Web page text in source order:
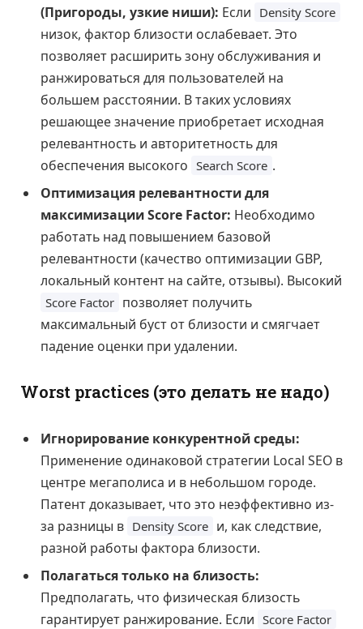
(Пригороды, узкие ниши): Если Density Score
низок, фактор близости ослабевает. Это
позволяет расширить зону обслуживания и
ранжироваться для пользователей на
большем расстоянии. В таких условиях
решающее значение приобретает исходная
релевантность и авторитетность для
обеспечения высокого Search Score .
Оптимизация релевантности для
максимизации Score Factor: Необходимо
работать над повышением базовой
релевантности (качество оптимизации GBP,
локальный контент на сайте, отзывы). Высокий
Score Factor позволяет получить
максимальный буст от близости и смягчает
падение оценки при удалении.
Worst practices (это делать не надо)
Игнорирование конкурентной среды:
Применение одинаковой стратегии Local SEO в
центре мегаполиса и в небольшом городе.
Патент доказывает, что это неэффективно из-
за разницы в Density Score и, как следствие,
разной работы фактора близости.
Полагаться только на близость:
Предполагать, что физическая близость
гарантирует ранжирование. Если Score Factor